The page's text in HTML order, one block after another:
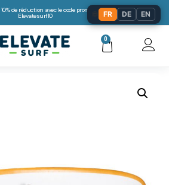
de réduction avec le code promo:
Elevatesurf10
0
FR DE EN